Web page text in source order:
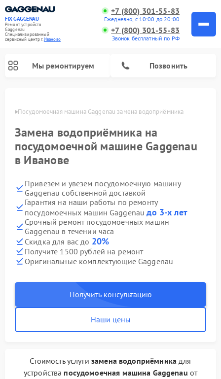
FIX-GAGGENAU
Ремонт устройств
Gaggenau
Специализированный
cервисный центр г.Иваново
+7 (800) 301-55-83
Ежедневно, с 10:00 до 20:00
+7 (800) 301-55-83
Звонок бесплатный по РФ
Мы ремонтируем Позвонить
Посудомоечная машина Gaggenau замена водоприёмника
Замена водоприёмника на
посудомоечной машине Gaggenau
в Иванове
Привезем и увезем посудомоечную машину
Gaggenau собственной доставкой
Гарантия на наши работы по ремонту
посудомоечных машин Gaggenauдо 3-х лет
Срочный ремонт посудомоечных машин
Gaggenau в течении часа
Скидка для вас до 20%
Получите 1500 рублей на ремонт
Оригинальные комплектующие Gaggenau
Получить консультацию
Наши цены
Стоимость услуги замена водоприёмникадля
устройства посудомоечная машина Gaggenau от